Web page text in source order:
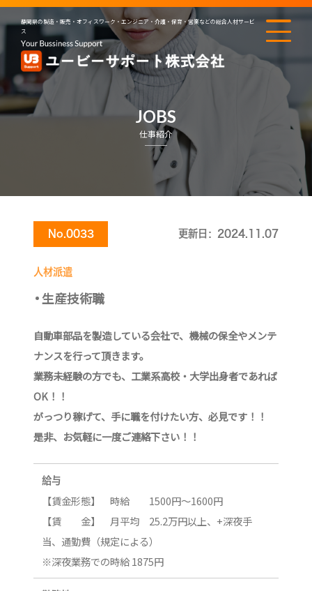
静岡県の製造・販売・オフィスワーク・エンジニア・介護・保育・営業などの総合人材サービ
ス
JOBS
仕事紹介
No.0033 更新日：2024.11.07
人材派遣
生産技術職
自動車部品を製造している会社で、機械の保全やメンテ
ナンスを行って頂きます。
業務未経験の方でも、工業系高校・大学出身者であれば
OK！！
がっつり稼げて、手に職を付けたい方、必見です！！
是非、お気軽に一度ご連絡下さい！！
給与
【賃金形態】 時給 1500円～1600円
【賃 金】 月平均 25.2万円以上、+深夜手
当、通勤費（規定による）
※深夜業務での時給 1875円